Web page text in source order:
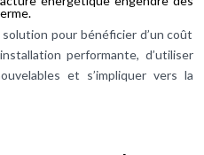
pour bénéficier d’un coût
performante, d’utiliser
et s’impliquer vers la